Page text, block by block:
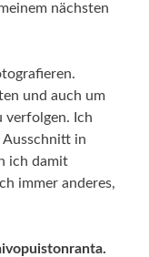
nächsten
und auch um
verfolgen. Ich
in
ich damit
immer anderes,